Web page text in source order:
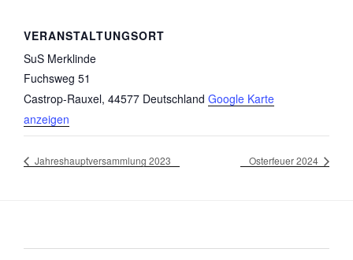
VERANSTALTUNGSORT
SuS Merklinde
Fuchsweg 51
Castrop-Rauxel, 44577 Deutschland Google Karte
anzeigen
Jahreshauptversammlung 2023 Osterfeuer 2024